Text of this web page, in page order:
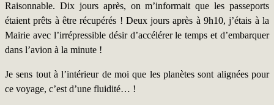
Raisonnable. Dix jours après, on m’informait que les passeports
étaient prêts à être récupérés ! Deux jours après à 9h10, j’étais à la
Mairie avec l’irrépressible désir d’accélérer le temps et d’embarquer
dans l’avion à la minute !
Je sens tout à l’intérieur de moi que les planètes sont alignées pour
ce voyage, c’est d’une fluidité… !